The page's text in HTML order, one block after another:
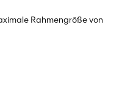
Rahmengröße von